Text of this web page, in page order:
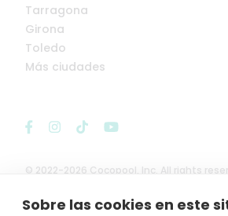
Sobre las cookies en este
© 2022-2026 Cocopool, Inc. All rights
Tarragona
Girona
Toledo
Más ciudades